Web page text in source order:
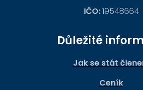
IČO:19548664
Důležité
Jak se stát
Ceník